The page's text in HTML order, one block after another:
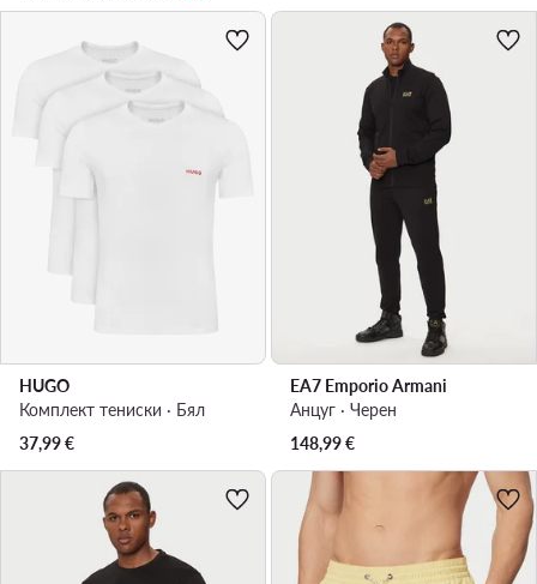
HUGO
Комплект тениски · Бял
37,99€
EA7 Emporio Armani
Анцуг · Черен
148,99€